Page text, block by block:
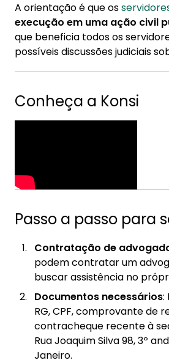
A orientação é que os
execução em uma ação civil
que beneficia todos os
possíveis discussões judiciais
Conheça a Konsi
Passo a passo para
Contratação de
podem contratar um
buscar assistência no
Documentos necessários:
RG, CPF, comprovante de
contracheque recente à
Rua Joaquim Silva 98, 3º
Janeiro.